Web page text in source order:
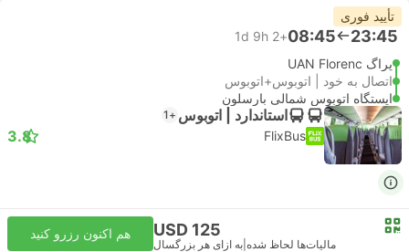
تأیید فوری
23:45
08:45
+2
1d 9h
پراگ UAN Florenc
اتصال به خود | اتوبوس+اتوبوس
ایستگاه اتوبوس شمالی بارسلون
استاندارد | اتوبوس +1
FlixBus
3.8
USD 125
مالیات‌ها لحاظ شده به ازای هر بزرگسال
هم اکنون رزرو کنید